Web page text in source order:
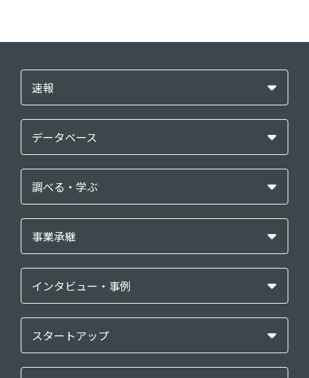
速報
データベース
調べる・学ぶ
事業承継
インタビュー・事例
スタートアップ